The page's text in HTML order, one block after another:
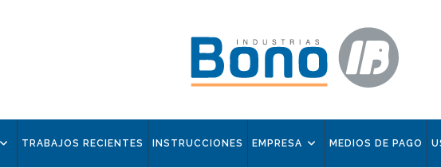
TRABAJOS RECIENTES INSTRUCCIONES EMPRESA MEDIOS DE PAGO